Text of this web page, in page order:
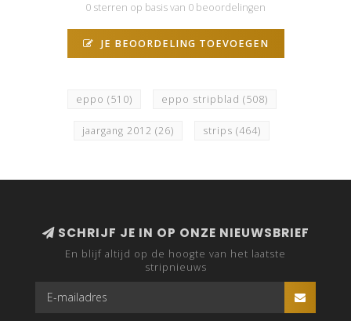
0 sterren op basis van 0 beoordelingen
JE BEOORDELING TOEVOEGEN
eppo (510) eppo stripblad (508)
jaargang 2012 (26) strips (464)
SCHRIJF JE IN OP ONZE NIEUWSBRIEF
En blijf altijd op de hoogte van het laatste
stripnieuws